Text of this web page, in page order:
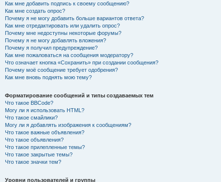
Как мне добавить подпись к своему сообщению?
Как мне создать опрос?
Почему я не могу добавить больше вариантов ответа?
Как мне отредактировать или удалить опрос?
Почему мне недоступны некоторые форумы?
Почему я не могу добавлять вложения?
Почему я получил предупреждение?
Как мне пожаловаться на сообщения модератору?
Что означает кнопка «Сохранить» при создании сообщения?
Почему моё сообщение требует одобрения?
Как мне вновь поднять мою тему?
Форматирование сообщений и типы создаваемых тем
Что такое BBCode?
Могу ли я использовать HTML?
Что такое смайлики?
Могу ли я добавлять изображения к сообщениям?
Что такое важные объявления?
Что такое объявления?
Что такое прилепленные темы?
Что такое закрытые темы?
Что такое значки тем?
Уровни пользователей и группы